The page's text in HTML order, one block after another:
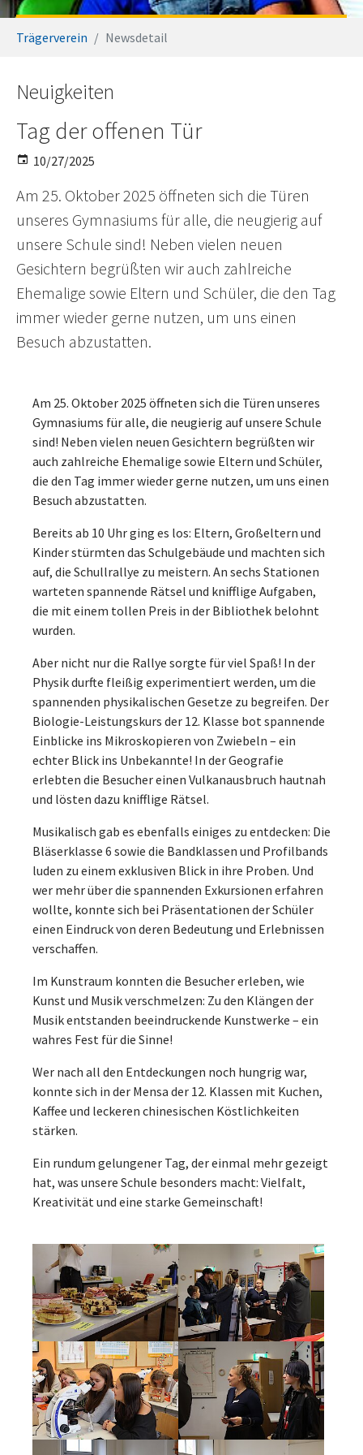
Trägerverein Newsdetail
Neuigkeiten
Tag der offenen Tür
10/27/2025
Am 25. Oktober 2025 öffneten sich die Türen
unseres Gymnasiums für alle, die neugierig auf
unsere Schule sind! Neben vielen neuen
Gesichtern begrüßten wir auch zahlreiche
Ehemalige sowie Eltern und Schüler, die den Tag
immer wieder gerne nutzen, um uns einen
Besuch abzustatten.
Am 25. Oktober 2025 öffneten sich die Türen unseres
Gymnasiums für alle, die neugierig auf unsere Schule
sind! Neben vielen neuen Gesichtern begrüßten wir
auch zahlreiche Ehemalige sowie Eltern und Schüler,
die den Tag immer wieder gerne nutzen, um uns einen
Besuch abzustatten.
Bereits ab 10 Uhr ging es los: Eltern, Großeltern und
Kinder stürmten das Schulgebäude und machten sich
auf, die Schullrallye zu meistern. An sechs Stationen
warteten spannende Rätsel und knifflige Aufgaben,
die mit einem tollen Preis in der Bibliothek belohnt
wurden.
Aber nicht nur die Rallye sorgte für viel Spaß! In der
Physik durfte fleißig experimentiert werden, um die
spannenden physikalischen Gesetze zu begreifen. Der
Biologie-Leistungskurs der 12. Klasse bot spannende
Einblicke ins Mikroskopieren von Zwiebeln – ein
echter Blick ins Unbekannte! In der Geografie
erlebten die Besucher einen Vulkanausbruch hautnah
und lösten dazu knifflige Rätsel.
Musikalisch gab es ebenfalls einiges zu entdecken: Die
Bläserklasse 6 sowie die Bandklassen und Profilbands
luden zu einem exklusiven Blick in ihre Proben. Und
wer mehr über die spannenden Exkursionen erfahren
wollte, konnte sich bei Präsentationen der Schüler
einen Eindruck von deren Bedeutung und Erlebnissen
verschaffen.
Im Kunstraum konnten die Besucher erleben, wie
Kunst und Musik verschmelzen: Zu den Klängen der
Musik entstanden beeindruckende Kunstwerke – ein
wahres Fest für die Sinne!
Wer nach all den Entdeckungen noch hungrig war,
konnte sich in der Mensa der 12. Klassen mit Kuchen,
Kaffee und leckeren chinesischen Köstlichkeiten
stärken.
Ein rundum gelungener Tag, der einmal mehr gezeigt
hat, was unsere Schule besonders macht: Vielfalt,
Kreativität und eine starke Gemeinschaft!